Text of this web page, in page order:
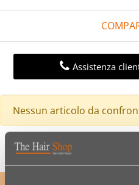
Assistenza
Nessun articolo da